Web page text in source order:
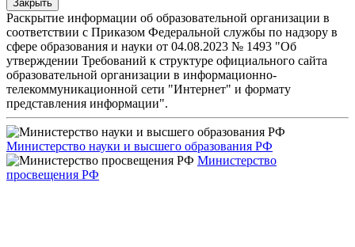
Закрыть
Раскрытие информации об образовательной организации в
соответствии с Приказом Федеральной службы по надзору в
сфере образования и науки от 04.08.2023 № 1493 "Об
утверждении Требований к структуре официального сайта
образовательной организации в информационно-
телекоммуникационной сети "Интернет" и формату
представления информации".
Министерство науки и высшего образования РФ
Министерство
просвещения РФ